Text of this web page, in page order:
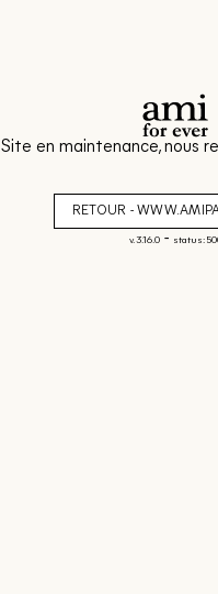
Site en maintenance, nous
RETOUR -
v. 3.16.0- status: